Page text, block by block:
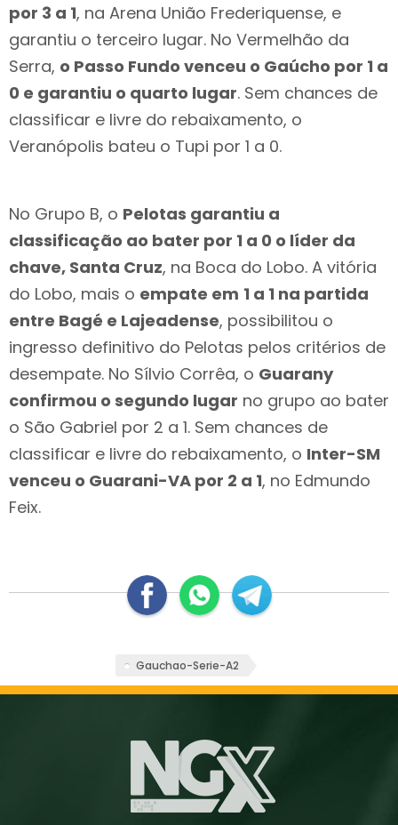
por 3 a 1, na Arena União Frederiquense, e
garantiu o terceiro lugar. No Vermelhão da
Serra, o Passo Fundo venceu o Gaúcho por 1 a
0 e garantiu o quarto lugar. Sem chances de
classificar e livre do rebaixamento, o
Veranópolis bateu o Tupi por 1 a 0.
No Grupo B, o Pelotas garantiu a
classificação ao bater por 1 a 0 o líder da
chave, Santa Cruz, na Boca do Lobo. A vitória
do Lobo, mais o empate em 1 a 1 na partida
entre Bagé e Lajeadense, possibilitou o
ingresso definitivo do Pelotas pelos critérios de
desempate. No Sílvio Corrêa, o Guarany
confirmou o segundo lugar no grupo ao bater
o São Gabriel por 2 a 1. Sem chances de
classificar e livre do rebaixamento, o Inter-SM
venceu o Guarani-VA por 2 a 1, no Edmundo
Feix.
Gauchao-Serie-A2